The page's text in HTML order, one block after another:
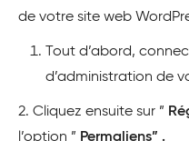
de votre site web
Tout d’abord,
d’administration de
2. Cliquez ensuite sur ”
l’option ” Permaliens” .